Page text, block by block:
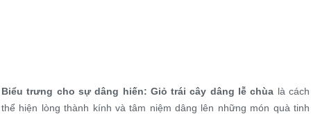
Biểu trưng cho sự dâng hiến: Giỏ trái cây dâng lễ chùa là cách
thể hiện lòng thành kính và tâm niệm dâng lên những món quà tinh